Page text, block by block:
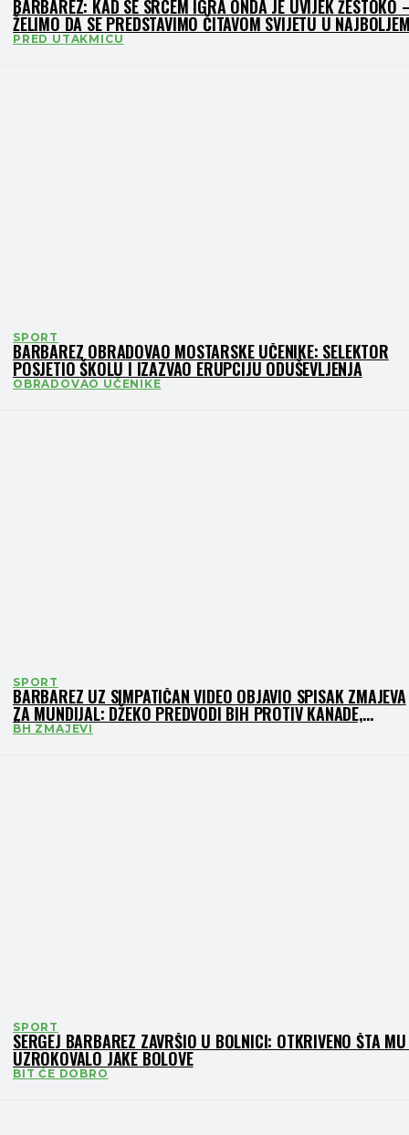
BARBAREZ: KAD SE SRCEM IGRA ONDA JE UVIJEK ŽESTOKO
ŽELIMO DA SE PREDSTAVIMO ČITAVOM SVIJETU U
SVJETLU
PRED UTAKMICU
SPORT
BARBAREZ OBRADOVAO MOSTARSKE UČENIKE: SELEKTOR
POSJETIO ŠKOLU I IZAZVAO ERUPCIJU ODUŠEVLJENJA
OBRADOVAO UČENIKE
SPORT
BARBAREZ UZ SIMPATIČAN VIDEO OBJAVIO SPISAK ZMAJEVA
ZA MUNDIJAL: DŽEKO PREDVODI BIH PROTIV KANADE,
ŠVICARSKE I KATARA
BH ZMAJEVI
SPORT
SERGEJ BARBAREZ ZAVRŠIO U BOLNICI: OTKRIVENO ŠTA
UZROKOVALO JAKE BOLOVE
BIT ĆE DOBRO